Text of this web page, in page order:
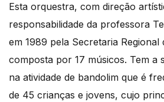
Esta orquestra, com direção
responsabilidade da professora
em 1989 pela Secretaria Regional
composta por 17 músicos. Tem a
na atividade de bandolim que é
de 45 crianças e jovens, cujo